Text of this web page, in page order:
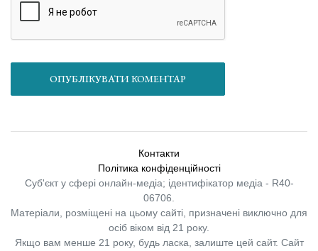
ОПУБЛІКУВАТИ КОМЕНТАР
Контакти
Політика конфіденційності
Суб'єкт у сфері онлайн-медіа; ідентифікатор медіа - R40-
06706.
Матеріали, розміщені на цьому сайті, призначені виключно для
осіб віком від 21 року.
Якщо вам менше 21 року, будь ласка, залиште цей сайт. Сайт